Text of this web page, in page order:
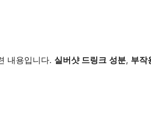
내용입니다. 실버샷 드링크 성분, 부작